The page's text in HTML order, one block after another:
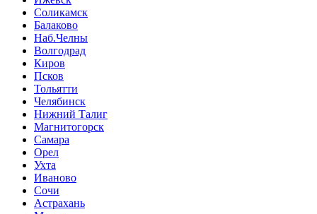
Соликамск
Балаково
Наб.Челны
Волгодрад
Киров
Псков
Тольятти
Челябинск
Нижний Талиг
Магнитогорск
Самара
Орел
Ухта
Иваново
Сочи
Астрахань